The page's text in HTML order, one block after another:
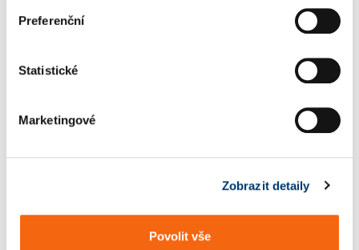
Preferenční
Statistické
Marketingové
Zobrazit detaily
Povolit vše